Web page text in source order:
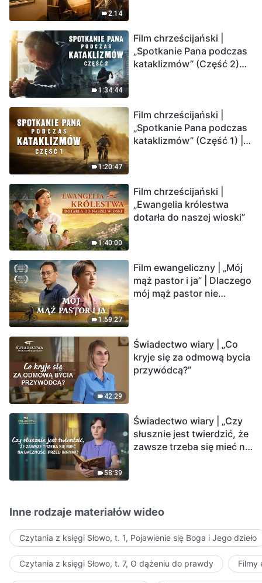
2:14
1:34:44
Film chrześcijański |
„Spotkanie Pana podczas
kataklizmów” (Część 2)
Ludzkość weszła w
odliczanie. Czy znalazłeś
już drogę ocalenia?
1:20:47
Film chrześcijański |
„Spotkanie Pana podczas
kataklizmów” (Część 1) |
1:40:00
Film chrześcijański |
„Ewangelia królestwa
dotarła do naszej wioski”
1:59:27
Film ewangeliczny | „Mój
mąż pastor i ja” | Dlaczego
mój mąż pastor nie
42:29
Świadectwo wiary | „Co
kryje się za odmową bycia
przywódcą?”
58:39
Świadectwo wiary | „Czy
słusznie jest twierdzić, że
zawsze trzeba się mieć na
Inne rodzaje materiałów wideo
Czytania z księgi Słowo, t. 1, Pojawienie się Boga i Jego dzieło
Czytania z księgi Słowo, t. 7, O dążeniu do prawdy Filmy